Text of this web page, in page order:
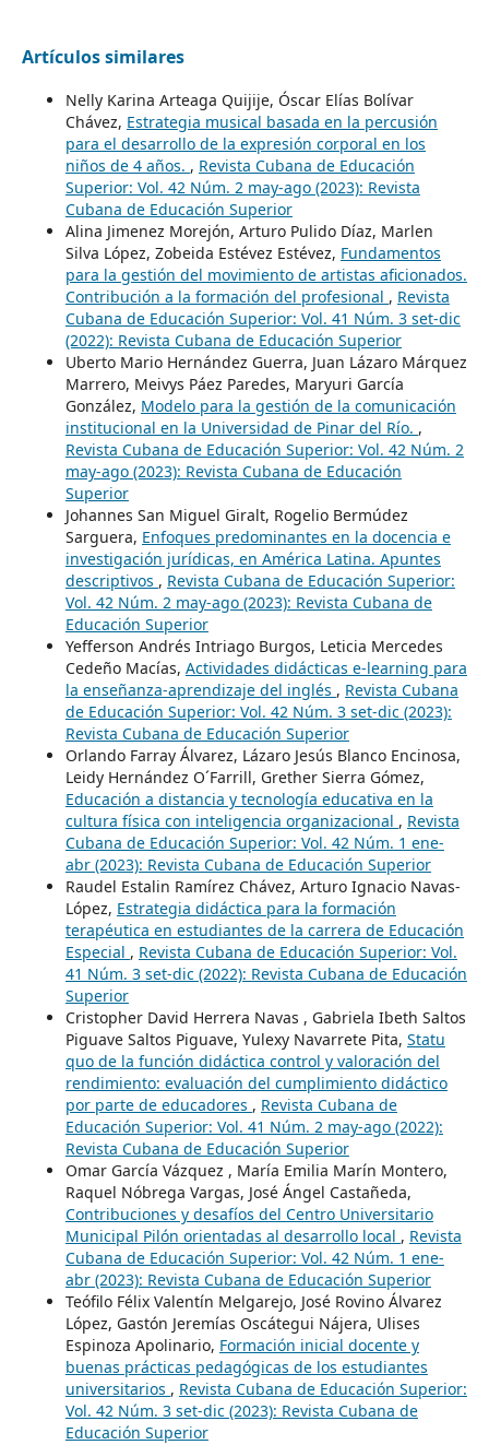
Artículos similares
Nelly Karina Arteaga Quijije, Óscar Elías Bolívar
Chávez, Estrategia musical basada en la percusión
para el desarrollo de la expresión corporal en los
niños de 4 años. , Revista Cubana de Educación
Superior: Vol. 42 Núm. 2 may-ago (2023): Revista
Cubana de Educación Superior
Alina Jimenez Morejón, Arturo Pulido Díaz, Marlen
Silva López, Zobeida Estévez Estévez, Fundamentos
para la gestión del movimiento de artistas aficionados.
Contribución a la formación del profesional , Revista
Cubana de Educación Superior: Vol. 41 Núm. 3 set-dic
(2022): Revista Cubana de Educación Superior
Uberto Mario Hernández Guerra, Juan Lázaro Márquez
Marrero, Meivys Páez Paredes, Maryuri García
González, Modelo para la gestión de la comunicación
institucional en la Universidad de Pinar del Río. ,
Revista Cubana de Educación Superior: Vol. 42 Núm. 2
may-ago (2023): Revista Cubana de Educación
Superior
Johannes San Miguel Giralt, Rogelio Bermúdez
Sarguera, Enfoques predominantes en la docencia e
investigación jurídicas, en América Latina. Apuntes
descriptivos , Revista Cubana de Educación Superior:
Vol. 42 Núm. 2 may-ago (2023): Revista Cubana de
Educación Superior
Yefferson Andrés Intriago Burgos, Leticia Mercedes
Cedeño Macías, Actividades didácticas e-learning para
la enseñanza-aprendizaje del inglés , Revista Cubana
de Educación Superior: Vol. 42 Núm. 3 set-dic (2023):
Revista Cubana de Educación Superior
Orlando Farray Álvarez, Lázaro Jesús Blanco Encinosa,
Leidy Hernández O´Farrill, Grether Sierra Gómez,
Educación a distancia y tecnología educativa en la
cultura física con inteligencia organizacional , Revista
Cubana de Educación Superior: Vol. 42 Núm. 1 ene-
abr (2023): Revista Cubana de Educación Superior
Raudel Estalin Ramírez Chávez, Arturo Ignacio Navas-
López, Estrategia didáctica para la formación
terapéutica en estudiantes de la carrera de Educación
Especial , Revista Cubana de Educación Superior: Vol.
41 Núm. 3 set-dic (2022): Revista Cubana de Educación
Superior
Cristopher David Herrera Navas , Gabriela Ibeth Saltos
Piguave Saltos Piguave, Yulexy Navarrete Pita, Statu
quo de la función didáctica control y valoración del
rendimiento: evaluación del cumplimiento didáctico
por parte de educadores , Revista Cubana de
Educación Superior: Vol. 41 Núm. 2 may-ago (2022):
Revista Cubana de Educación Superior
Omar García Vázquez , María Emilia Marín Montero,
Raquel Nóbrega Vargas, José Ángel Castañeda,
Contribuciones y desafíos del Centro Universitario
Municipal Pilón orientadas al desarrollo local , Revista
Cubana de Educación Superior: Vol. 42 Núm. 1 ene-
abr (2023): Revista Cubana de Educación Superior
Teófilo Félix Valentín Melgarejo, José Rovino Álvarez
López, Gastón Jeremías Oscátegui Nájera, Ulises
Espinoza Apolinario, Formación inicial docente y
buenas prácticas pedagógicas de los estudiantes
universitarios , Revista Cubana de Educación Superior:
Vol. 42 Núm. 3 set-dic (2023): Revista Cubana de
Educación Superior